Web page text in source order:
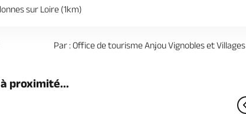
sur Loire (1km)
Par : Office de tourisme Anjou Vignobles et Villages
proximité...